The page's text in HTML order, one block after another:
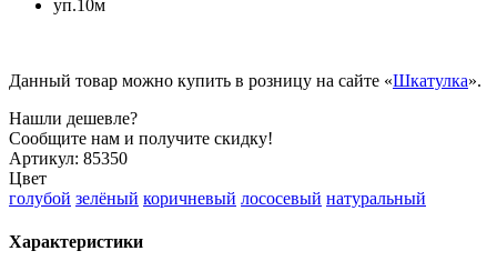
уп.10м
Данный товар можно купить в розницу на сайте «Шкатулка».
Нашли дешевле?
Сообщите нам и получите скидку!
Артикул: 85350
Цвет
голубой зелёный коричневый лососевый натуральный
Характеристики